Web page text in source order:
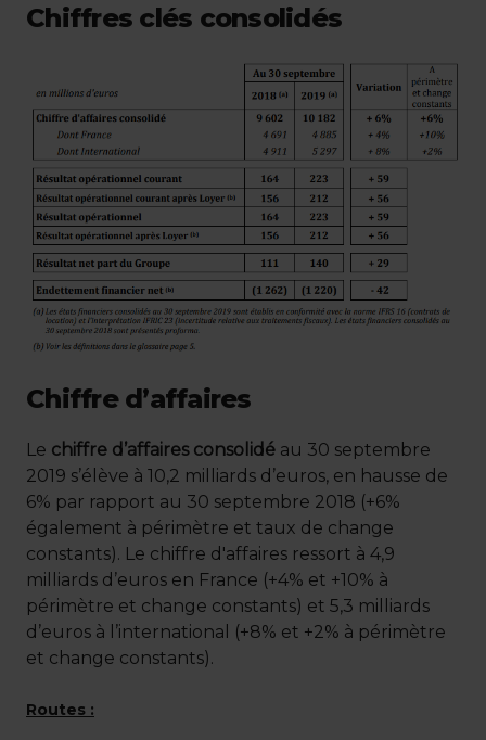
Chiffres clés consolidés
Chiffre d’affaires
Le chiffre d’affaires consolidé au 30 septembre
2019 s’élève à 10,2 milliards d’euros, en hausse de
6% par rapport au 30 septembre 2018 (+6%
également à périmètre et taux de change
constants). Le chiffre d'affaires ressort à 4,9
milliards d’euros en France (+4% et +10% à
périmètre et change constants) et 5,3 milliards
d’euros à l’international (+8% et +2% à périmètre
et change constants).
Routes :